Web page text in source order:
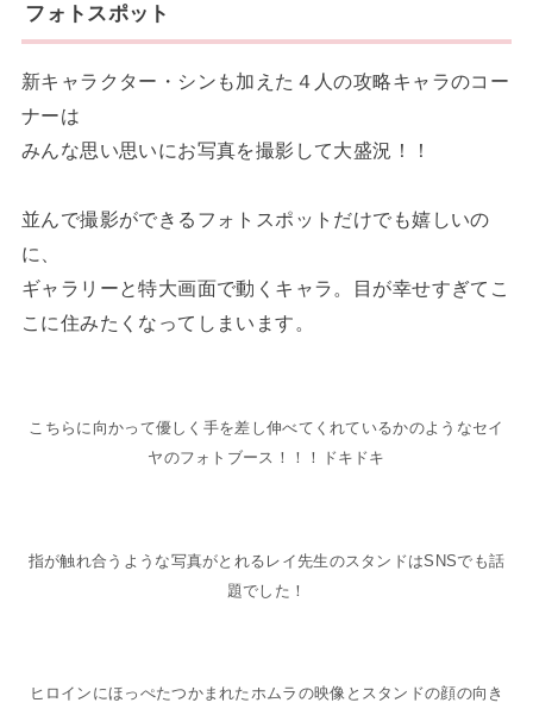
フォトスポット
新キャラクター・シンも加えた４人の攻略キャラのコー
ナーは
みんな思い思いにお写真を撮影して大盛況！！
並んで撮影ができるフォトスポットだけでも嬉しいの
に、
ギャラリーと特大画面で動くキャラ。目が幸せすぎてこ
こに住みたくなってしまいます。
こちらに向かって優しく手を差し伸べてくれているかのようなセイ
ヤのフォトブース！！！ドキドキ
指が触れ合うような写真がとれるレイ先生のスタンドはSNSでも話
題でした！
ヒロインにほっぺたつかまれたホムラの映像とスタンドの顔の向き